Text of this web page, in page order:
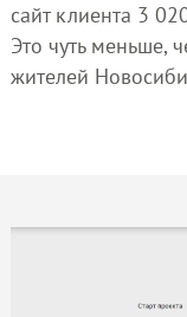
сайт клиента 3
Это чуть меньше,
жителей